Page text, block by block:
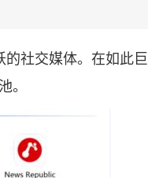
社交媒体。在如此巨
。